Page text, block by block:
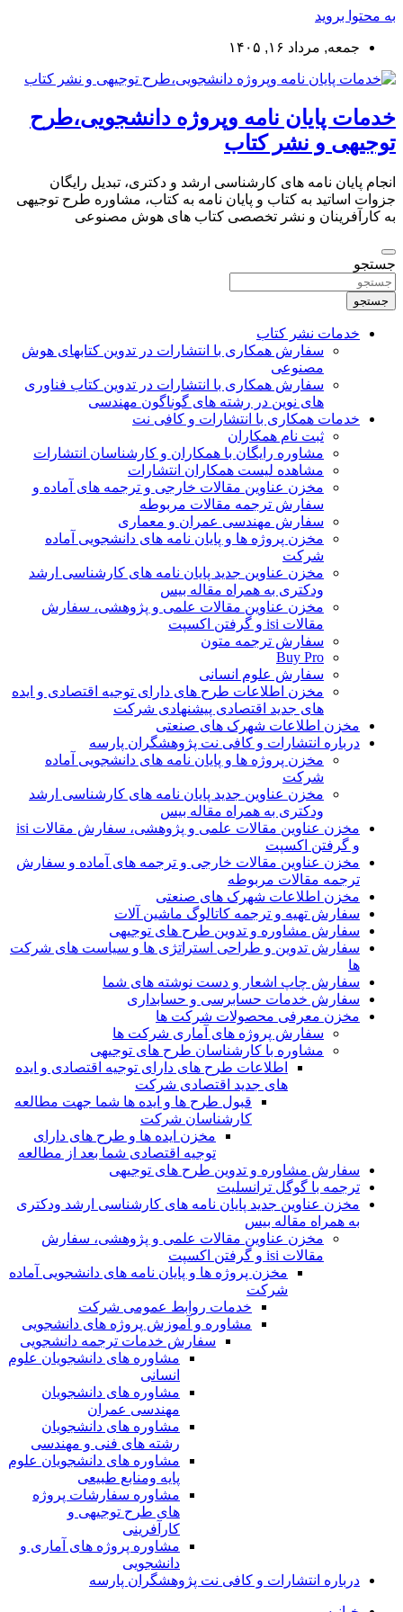
به محتوا بروید
جمعه, مرداد ۱۶, ۱۴۰۵
خدمات پایان نامه وپروژه دانشجویی،طرح
توجیهی و نشر کتاب
انجام پایان نامه های کارشناسی ارشد و دکتری، تبدیل رایگان
جزوات اساتید به کتاب و پایان نامه به کتاب، مشاوره طرح توجیهی
به کارآفرینان و نشر تخصصی کتاب های هوش مصنوعی
جستجو
جستجو
خدمات نشر کتاب
سفارش همکاری با انتشارات در تدوین کتابهای هوش
مصنوعی
سفارش همکاری با انتشارات در تدوین کتاب فناوری
های نوین در رشته های گوناگون مهندسی
خدمات همکاری با انتشارات و کافی نت
ثبت نام همکاران
مشاوره رایگان با همکاران و کارشناسان انتشارات
مشاهده لیست همکاران انتشارات
مخزن عناوین مقالات خارجی و ترجمه های آماده و
سفارش ترجمه مقالات مربوطه
سفارش مهندسی عمران و معماری
مخزن پروژه ها و پایان نامه های دانشجویی آماده
شرکت
مخزن عناوین جدید پایان نامه های کارشناسی ارشد
ودکتری به همراه مقاله بیس
مخزن عناوین مقالات علمی و پژوهشی، سفارش
مقالات isi و گرفتن اکسپت
سفارش ترجمه متون
Buy Pro
سفارش علوم انسانی
مخزن اطلاعات طرح های دارای توجیه اقتصادی و ایده
های جدید اقتصادی پیشنهادی شرکت
مخزن اطلاعات شهرک های صنعتی
درباره انتشارات و کافی نت پژوهشگران پارسه
مخزن پروژه ها و پایان نامه های دانشجویی آماده
شرکت
مخزن عناوین جدید پایان نامه های کارشناسی ارشد
ودکتری به همراه مقاله بیس
مخزن عناوین مقالات علمی و پژوهشی، سفارش مقالات isi
و گرفتن اکسپت
مخزن عناوین مقالات خارجی و ترجمه های آماده و سفارش
ترجمه مقالات مربوطه
مخزن اطلاعات شهرک های صنعتی
سفارش تهیه و ترجمه کاتالوگ ماشین آلات
سفارش مشاوره و تدوین طرح های توجیهی
سفارش تدوین و طراحی استراتژی ها و سیاست های شرکت
ها
سفارش چاپ اشعار و دست نوشته های شما
سفارش خدمات حسابرسی و حسابداری
مخزن معرفی محصولات شرکت ها
سفارش پروژه های آماری شرکت ها
مشاوره با کارشناسان طرح های توجیهی
اطلاعات طرح های دارای توجیه اقتصادی و ایده
های جدید اقتصادی شرکت
قبول طرح ها و ایده ها شما جهت مطالعه
کارشناسان شرکت
مخزن ایده ها و طرح های دارای
توجیه اقتصادی شما بعد از مطالعه
سفارش مشاوره و تدوین طرح های توجیهی
ترجمه با گوگل ترانسلیت
مخزن عناوین جدید پایان نامه های کارشناسی ارشد ودکتری
به همراه مقاله بیس
مخزن عناوین مقالات علمی و پژوهشی، سفارش
مقالات isi و گرفتن اکسپت
مخزن پروژه ها و پایان نامه های دانشجویی آماده
شرکت
خدمات روابط عمومی شرکت
مشاوره و آموزش پروژه های دانشجویی
سفارش خدمات ترجمه دانشجویی
مشاوره های دانشجویان علوم
انسانی
مشاوره های دانشجویان
مهندسی عمران
مشاوره های دانشجویان
رشته های فنی و مهندسی
مشاوره های دانشجویان علوم
پایه ومنابع طبیعی
مشاوره سفارشات پروژه
های طرح توجیهی و
کارآفرینی
مشاوره پروژه های آماری و
دانشجویی
درباره انتشارات و کافی نت پژوهشگران پارسه